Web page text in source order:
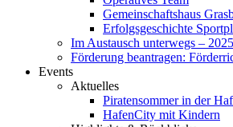
Gemeinschaftshaus
Erfolgsgeschichte
Im Austausch unterwegs –
Förderung beantragen:
Events
Aktuelles
Piratensommer in der
HafenCity mit Kindern